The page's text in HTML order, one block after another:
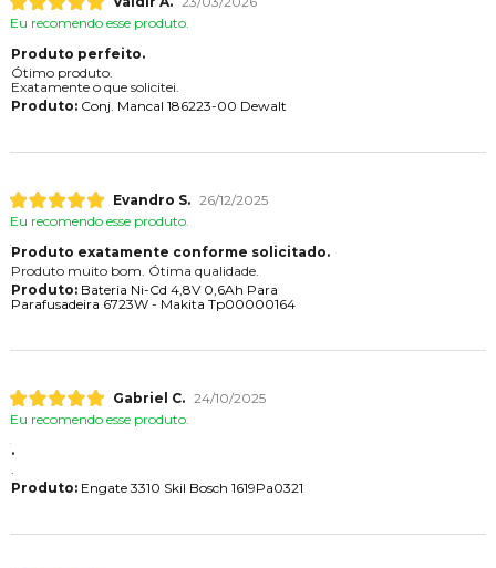
Eu recomendo esse produto.
Produto perfeito.
Ótimo produto.
Exatamente o que solicitei.
Produto:Conj. Mancal 186223-00 Dewalt
Evandro S. 26/12/2025
Eu recomendo esse produto.
Produto exatamente conforme solicitado.
Produto muito bom. Ótima qualidade.
Produto:Bateria Ni-Cd 4,8V 0,6Ah Para
Parafusadeira 6723W - Makita Tp00000164
Gabriel C. 24/10/2025
Eu recomendo esse produto.
.
.
Produto:Engate 3310 Skil Bosch 1619Pa0321